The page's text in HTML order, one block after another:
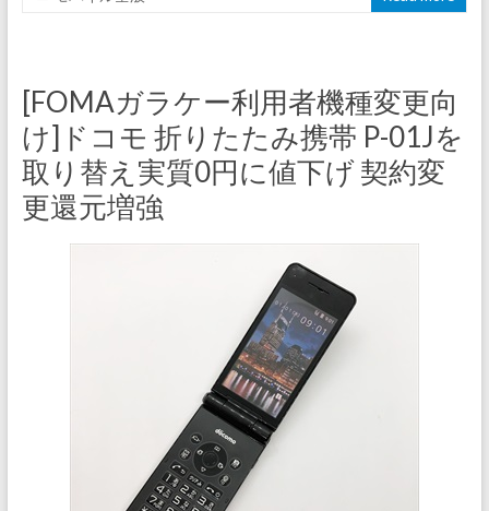
[FOMAガラケー利用者機種変更向
け]ドコモ 折りたたみ携帯 P-01Jを
取り替え実質0円に値下げ 契約変
更還元増強